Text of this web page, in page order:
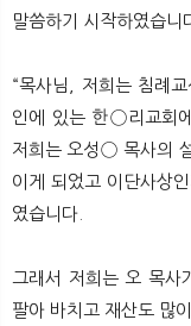
말씀하기 시작하였습니
“목사님, 저희는 침례
인에 있는 한◯리교회
저희는 오성◯ 목사의
이게 되었고 이단사상
였습니다.
그래서 저희는 오 목사
팔아 바치고 재산도 많